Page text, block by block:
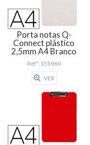
Porta notas Q-
Connect plástico
2,5mm A4 Branco
Refª: 155960
VER